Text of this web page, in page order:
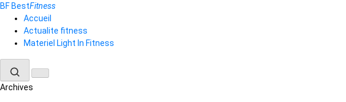
Aller
contenu
BF BestFitness
Accueil
Actualite fitness
Materiel Light In Fitness
Archives